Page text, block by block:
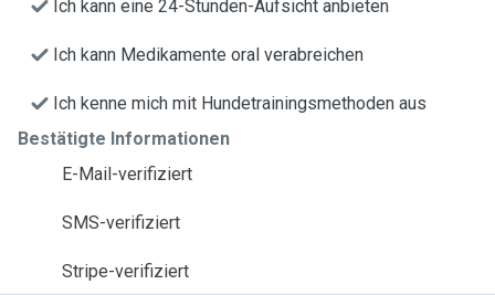
Ich kann eine 24-Stunden-Aufsicht anbieten
Ich kann Medikamente oral verabreichen
Ich kenne mich mit Hundetrainingsmethoden aus
Bestätigte Informationen
E-Mail-verifiziert
SMS-verifiziert
Stripe-verifiziert